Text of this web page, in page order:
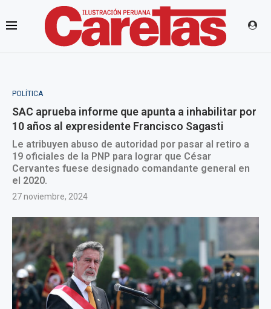
POLÍTICA
SAC aprueba informe que apunta a inhabilitar por
10 años al expresidente Francisco Sagasti
Le atribuyen abuso de autoridad por pasar al retiro a
19 oficiales de la PNP para lograr que César
Cervantes fuese designado comandante general en
el 2020.
27 noviembre, 2024